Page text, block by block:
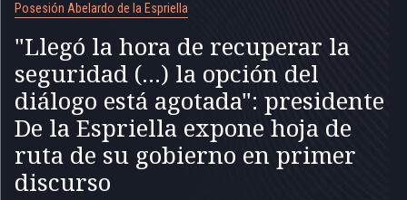
Posesión Abelardo de la Espriella
"Llegó la hora de recuperar la
seguridad (...) la opción del
diálogo está agotada": presidente
De la Espriella expone hoja de
ruta de su gobierno en primer
discurso